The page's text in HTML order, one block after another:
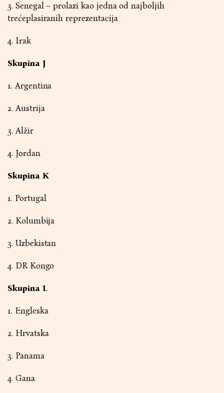
3. Senegal – prolazi kao jedna od najboljih
trećeplasiranih reprezentacija
4. Irak
Skupina J
1. Argentina
2. Austrija
3. Alžir
4. Jordan
Skupina K
1. Portugal
2. Kolumbija
3. Uzbekistan
4. DR Kongo
Skupina L
1. Engleska
2. Hrvatska
3. Panama
4. Gana